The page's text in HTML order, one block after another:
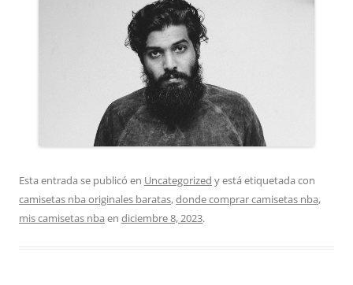
Esta entrada se publicó en Uncategorized y está etiquetada con
camisetas nba originales baratas,donde comprar camisetas nba,
mis camisetas nba en diciembre 8, 2023.